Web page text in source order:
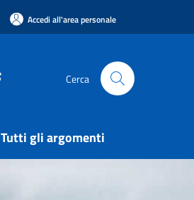
Accedi all'area personale
Cerca
Tutti gli argomenti